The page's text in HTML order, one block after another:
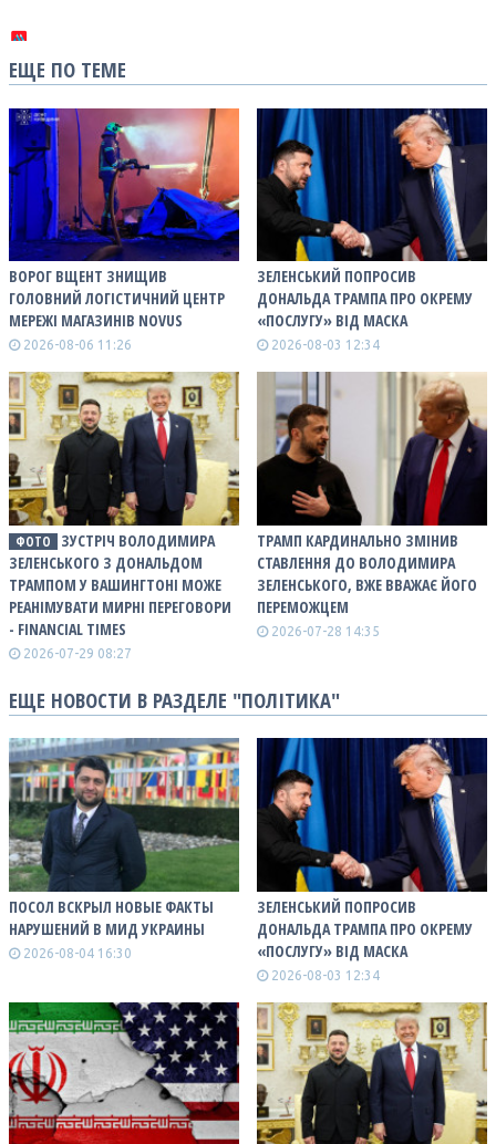
ЕЩЕ ПО ТЕМЕ
ВОРОГ ВЩЕНТ ЗНИЩИВ
ГОЛОВНИЙ ЛОГІСТИЧНИЙ ЦЕНТР
МЕРЕЖІ МАГАЗИНІВ NOVUS
2026-08-06 11:26
ЗЕЛЕНСЬКИЙ ПОПРОСИВ
ДОНАЛЬДА ТРАМПА ПРО ОКРЕМУ
«ПОСЛУГУ» ВІД МАСКА
2026-08-03 12:34
ФОТО
ЗУСТРІЧ ВОЛОДИМИРА
ЗЕЛЕНСЬКОГО З ДОНАЛЬДОМ
ТРАМПОМ У ВАШИНГТОНІ МОЖЕ
РЕАНІМУВАТИ МИРНІ ПЕРЕГОВОРИ
- FINANCIAL TIMES
2026-07-29 08:27
ТРАМП КАРДИНАЛЬНО ЗМІНИВ
СТАВЛЕННЯ ДО ВОЛОДИМИРА
ЗЕЛЕНСЬКОГО, ВЖЕ ВВАЖАЄ ЙОГО
ПЕРЕМОЖЦЕМ
2026-07-28 14:35
ЕЩЕ НОВОСТИ В РАЗДЕЛЕ "ПОЛІТИКА"
ПОСОЛ ВСКРЫЛ НОВЫЕ ФАКТЫ
НАРУШЕНИЙ В МИД УКРАИНЫ
2026-08-04 16:30
ЗЕЛЕНСЬКИЙ ПОПРОСИВ
ДОНАЛЬДА ТРАМПА ПРО ОКРЕМУ
«ПОСЛУГУ» ВІД МАСКА
2026-08-03 12:34